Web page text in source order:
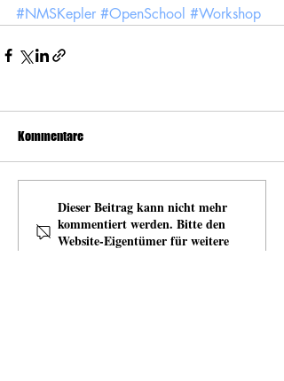
#NMSKepler #OpenSchool #Workshop
Kommentare
Dieser Beitrag kann nicht mehr
kommentiert werden. Bitte den
Website-Eigentümer für weitere